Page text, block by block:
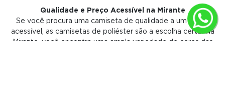
Qualidade e Preço Acessível na Mirante
Se você procura uma camiseta de qualidade a um preço
acessível, as camisetas de poliéster são a escolha certa. Na
Mirante, você encontra uma ampla variedade de cores das